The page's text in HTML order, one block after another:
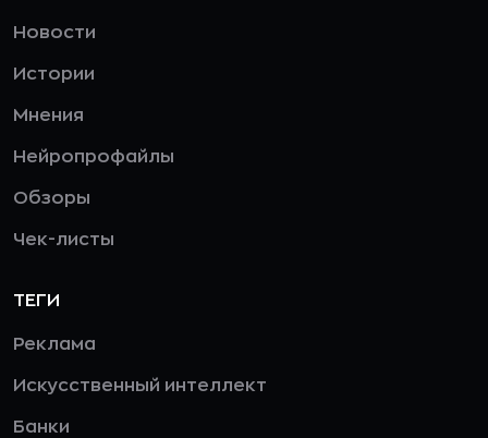
Новости
Истории
Мнения
Нейропрофайлы
Обзоры
Чек-листы
ТЕГИ
Реклама
Искусственный интеллект
Банки